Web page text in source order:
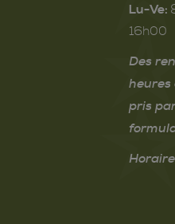
Lu-Ve:
16h00
Des
heures
pris